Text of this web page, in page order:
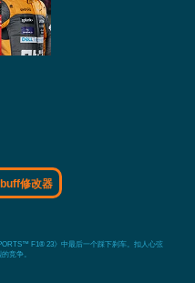
修改器
F1® 23》中最后一个踩下刹车。扣人心弦
竞争。